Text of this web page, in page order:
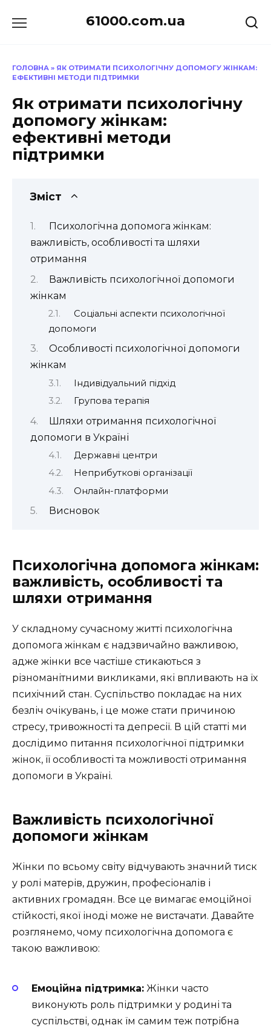
до
61000.com.ua
ГОЛОВНА » ЯК ОТРИМАТИ ПСИХОЛОГІЧНУ ДОПОМОГУ ЖІНКАМ:
ЕФЕКТИВНІ МЕТОДИ ПІДТРИМКИ
Як отримати психологічну
допомогу жінкам:
ефективні методи
підтримки
Зміст
Психологічна допомога жінкам:
важливість, особливості та шляхи
отримання
Важливість психологічної допомоги
жінкам
Соціальні аспекти психологічної
допомоги
Особливості психологічної допомоги
жінкам
Індивідуальний підхід
Групова терапія
Шляхи отримання психологічної
допомоги в Україні
Державні центри
Неприбуткові організації
Онлайн-платформи
Висновок
Психологічна допомога жінкам:
важливість, особливості та
шляхи отримання
У складному сучасному житті психологічна
допомога жінкам є надзвичайно важливою,
адже жінки все частіше стикаються з
різноманітними викликами, які впливають на їх
психічний стан. Суспільство покладає на них
безліч очікувань, і це може стати причиною
стресу, тривожності та депресії. В цій статті ми
дослідимо питання психологічної підтримки
жінок, її особливості та можливості отримання
допомоги в Україні.
Важливість психологічної
допомоги жінкам
Жінки по всьому світу відчувають значний тиск
у ролі матерів, дружин, професіоналів і
активних громадян. Все це вимагає емоційної
стійкості, якої іноді може не вистачати. Давайте
розглянемо, чому психологічна допомога є
такою важливою:
Емоційна підтримка: Жінки часто
виконують роль підтримки у родині та
суспільстві, однак їм самим теж потрібна